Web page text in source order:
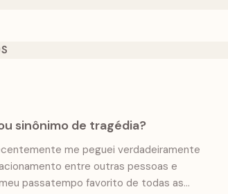
sinônimo de tragédia?
me peguei verdadeiramente
entre outras pessoas e
passatempo favorito de todas as